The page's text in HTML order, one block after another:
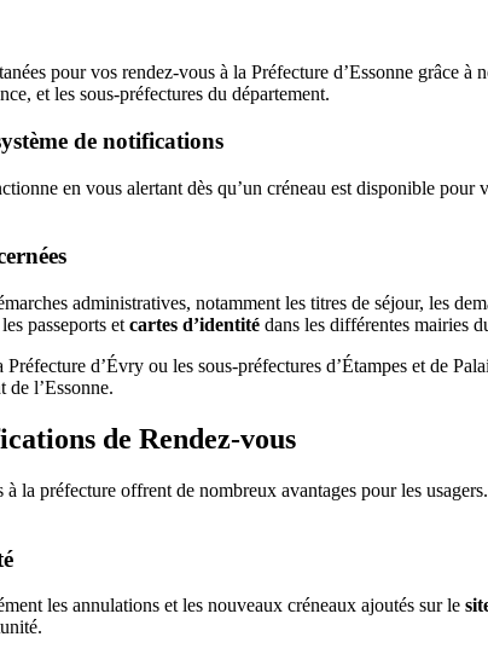
pour vos rendez-vous à la Préfecture d’Essonne grâce
et les sous-préfectures du département.
de notifications
en vous alertant dès qu’un créneau est disponible
administratives, notamment les titres de séjour, les
passeports et cartes d’identité dans les différentes mairies
d’Évry ou les sous-préfectures d’Étampes et de
de l’Essonne.
de Rendez-vous
la préfecture offrent de nombreux avantages pour les
les annulations et les nouveaux créneaux ajoutés sur le